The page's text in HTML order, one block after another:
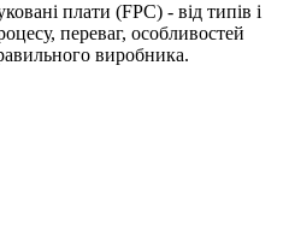
плати (FPC) - від типів і
переваг, особливостей
виробника.